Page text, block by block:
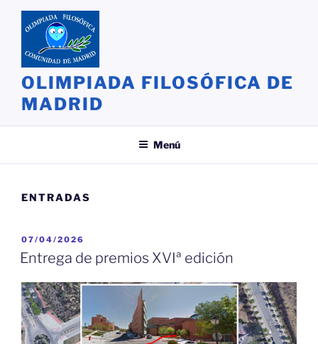
Saltar
contenido
OLIMPIADA FILOSÓFICA DE
MADRID
Menú
ENTRADAS
PUBLICADO
EL
07/04/2026
Entrega de premios XVIª edición